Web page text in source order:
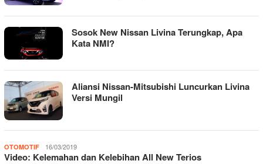
Sosok New Nissan Livina Terungkap, Apa
Kata NMI?
Aliansi Nissan-Mitsubishi Luncurkan Livina
Versi Mungil
OTOMOTIF admin
16/03/2019
Video: Kelemahan dan Kelebihan All New Terios